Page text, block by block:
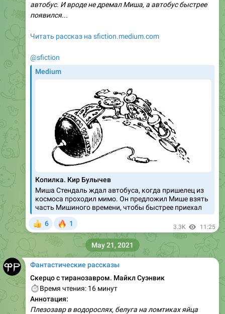
автобус. И вроде не дремал Миша, а автобус быстрее
появился...
Читать рассказ на sfiction.medium.com
@sfiction
Medium
Копилка. Кир Булычев
Миша Стендаль ждал автобуса, когда пришелец из
космоса проходил мимо. Он предложил Мише взять
часть Мишиного времени, чтобы быстрее приехал
6 1 3.3K 11:25
Фантастические рассказы
Скерцо с тиранозавром. Майкл Суэнвик
Время чтения: 16 минут
Аннотация:
Плезозавр в водорослях, белуга на ломтиках яйца
May 21, 2021